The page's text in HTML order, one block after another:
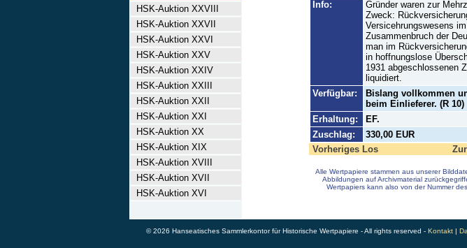
HSK-Auktion XXVIII
HSK-Auktion XXVII
HSK-Auktion XXVI
HSK-Auktion XXV
HSK-Auktion XXIV
HSK-Auktion XXIII
HSK-Auktion XXII
HSK-Auktion XXI
HSK-Auktion XX
HSK-Auktion XIX
HSK-Auktion XVIII
HSK-Auktion XVII
HSK-Auktion XVI
Info:
Gründer waren zur
Zweck:
Versicehrungswesens
Zusammenbruch der
man im
in hoffnungslose
1931 abgeschlossenen
liquidiert.
Verfügbar:
Bislang vollkommen
beim Einlieferer. (R 10)
Erhaltung:
EF.
Zuschlag:
330,00 EUR
Vorheriges Los
Alle Wertpapiere stammen aus unserer
Abbildungen auf Archivmaterial
Wertpapiers kann also von der Nummer
© 2026 Hanseatisches Sammlerkontor für Historische Wertpapiere - All rights reserved - Kontakt|